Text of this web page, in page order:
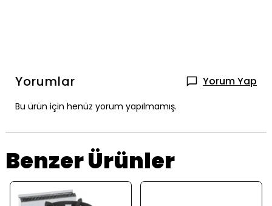
Yorumlar Yorum Yap
Bu ürün için henüz yorum yapılmamış.
Benzer Ürünler